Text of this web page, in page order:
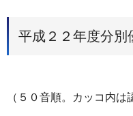
平成２２年度分別
（５０音順。カッコ内は